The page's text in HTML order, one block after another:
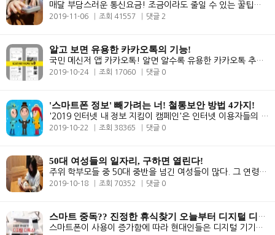
매달 부담스러운 통신요금! 조금이라도 줄일 수 있는 꿀팁을 알려드립니다!..
2019-11-06 조회 41557 댓글 2
알고 보면 유용한 카카오톡의 기능!
국민 메신저 앱 카카오톡! 알면 알수록 유용한 카카오톡 추가 기능을 알아..
2019-10-24 조회 17060 댓글 0
'스마트폰 정보' 빼가려는 너! 철통보안 방법 4가지!
'2019 인터넷 내 정보 지킴이 캠페인'은 인터넷 이용자들의 개인정보 보호 ..
2019-10-22 조회 38365 댓글 0
50대 여성들의 일자리, 구하면 열린다!
주위 학부모들 중 50대 중반을 넘긴 여성들이 많다. 그 연령대의 여성들은 ..
2019-10-18 조회 70352 댓글 0
스마트 중독?? 진정한 휴식찾기 오늘부터 디지털 디톡스!
스마트폰이 사용이 증가함에 따라 현대인들은 디지털 기기에 대한 의존도가..